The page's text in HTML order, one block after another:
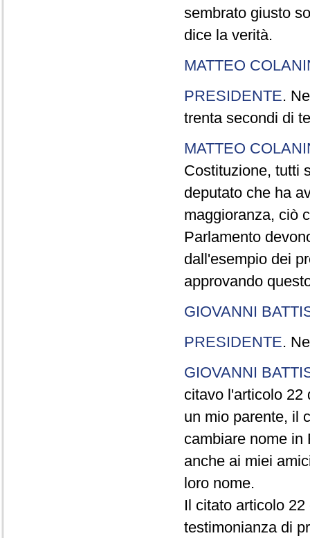
sembrato giusto
dice la verità.
MATTEO
PRESIDENTE.
trenta secondi di
MATTEO
Costituzione, tutti
deputato che ha
maggioranza, ciò
Parlamento
dall'esempio dei
approvando
GIOVANNI
PRESIDENTE.
GIOVANNI
citavo l'articolo 22
un mio parente, il
cambiare nome in
anche ai miei
loro nome.
Il citato articolo
testimonianza di